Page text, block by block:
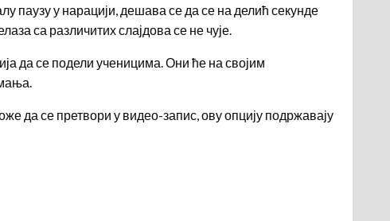
паузу у нарацији, дешава се да се на делић секунде
са различитих слајдова се не чује.
да се подели ученицима. Они ће на својим
да се претвори у видео-запис, ову опцију подржавају